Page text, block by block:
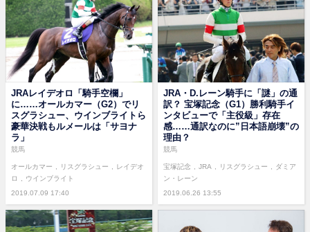
JRAレイデオロ「騎手空欄」
に……オールカマー（G2）でリ
スグラシュー、ウインブライトら
豪華決戦もルメールは「サヨナ
ラ」
2019.07.09 17:40
競馬
オールカマー リスグラシュー
レイデオ
ロ
ウインブライト
JRA・D.レーン騎手に「謎」の通
訳？ 宝塚記念（G1）勝利騎手イ
ンタビューで「主役級」存在
感……通訳なのに”日本語崩壊”の
理由？
2019.06.26 13:55
競馬
宝塚記念 JRA リスグラシュー
ダミア
ン・レーン